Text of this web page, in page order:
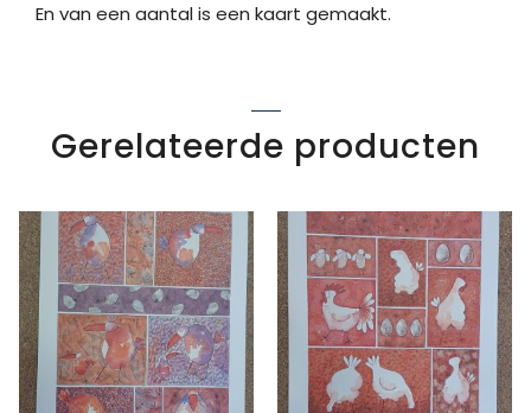
En van een aantal is een kaart gemaakt.
Gerelateerde producten